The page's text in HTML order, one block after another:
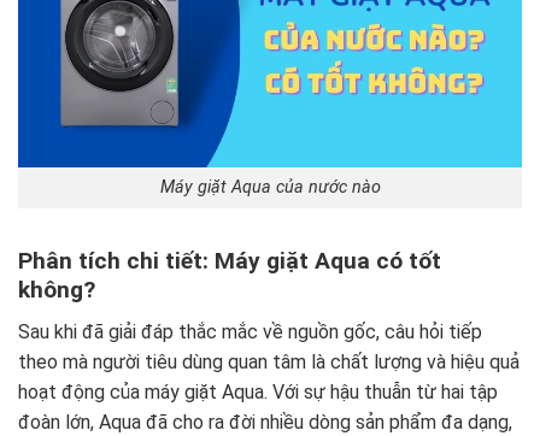
Máy giặt Aqua của nước nào
Phân tích chi tiết: Máy giặt Aqua có tốt
không?
Sau khi đã giải đáp thắc mắc về nguồn gốc, câu hỏi tiếp
theo mà người tiêu dùng quan tâm là chất lượng và hiệu quả
hoạt động của máy giặt Aqua. Với sự hậu thuẫn từ hai tập
đoàn lớn, Aqua đã cho ra đời nhiều dòng sản phẩm đa dạng,